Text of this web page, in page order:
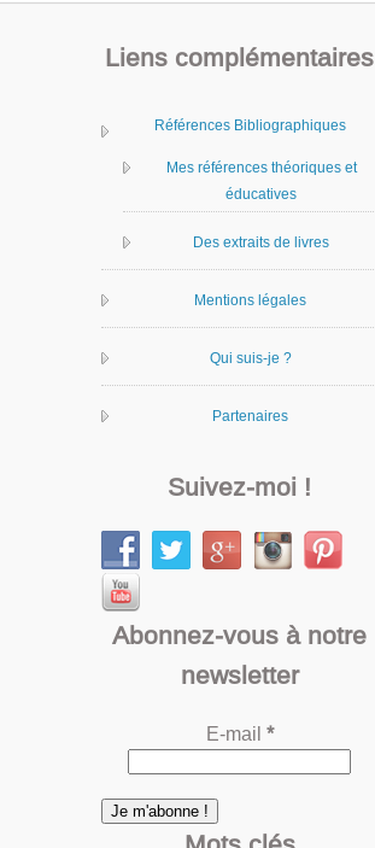
Liens complémentaires
Références Bibliographiques
Mes références théoriques et
éducatives
Des extraits de livres
Mentions légales
Qui suis-je ?
Partenaires
Suivez-moi !
Abonnez-vous à notre
newsletter
E-mail *